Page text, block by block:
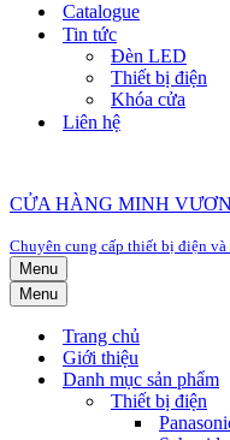
Catalogue
Tin tức
Đèn LED
Thiết bị điện
Khóa cửa
Liên hệ
CỬA HÀNG MINH
Chuyên cung cấp thiết bị điện và
Menu
Menu
Trang chủ
Giới thiệu
Danh mục sản phẩm
Thiết bị điện